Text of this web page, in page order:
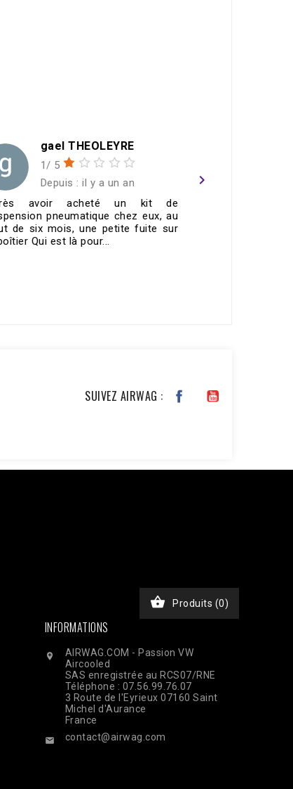
gael THEOLEYRE
1/ 5
Depuis : il y a un an
avoir acheté un kit de
pneumatique chez eux, au
de six mois, une petite fuite sur
Qui est là pour...
navigate_next
SUIVEZ AIRWAG :
 Produits (0)
INFORMATIONS

AIRWAG.COM - Passion VW
Aircooled
SAS enregistrée au RCS07/RNE
Téléphone : 07.56.99.76.07
3 Route de l'Eyrieux 07160 Saint
Michel d'Aurance
France
 contact@airwag.com